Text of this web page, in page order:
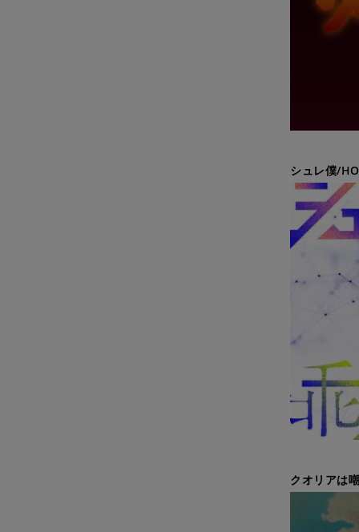
シュレ僕/
クオリアは